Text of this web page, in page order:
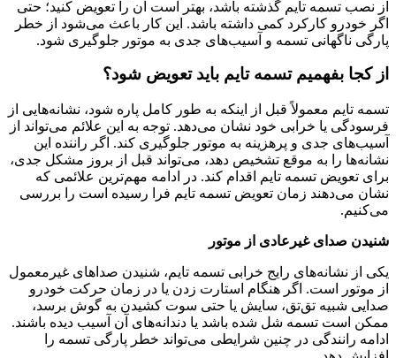
از نصب تسمه تایم گذشته باشد، بهتر است آن را تعویض کنید؛ حتی
اگر خودرو کارکرد کمی داشته باشد. این کار باعث می‌شود از خطر
پارگی ناگهانی تسمه و آسیب‌های جدی به موتور جلوگیری شود.
از کجا بفهمیم تسمه تایم باید تعویض شود؟
تسمه تایم معمولاً قبل از اینکه به ‌طور کامل پاره شود، نشانه‌هایی از
فرسودگی یا خرابی خود نشان می‌دهد. توجه به این علائم می‌تواند از
آسیب‌های جدی و پرهزینه به موتور جلوگیری کند. اگر راننده این
نشانه‌ها را به ‌موقع تشخیص دهد، می‌تواند قبل از بروز مشکل جدی،
برای تعویض تسمه تایم اقدام کند. در ادامه مهم‌ترین علائمی که
نشان می‌دهند زمان تعویض تسمه تایم فرا رسیده است را بررسی
می‌کنیم.
شنیدن صدای غیرعادی از موتور
یکی از نشانه‌های رایج خرابی تسمه تایم، شنیدن صداهای غیرمعمول
از موتور است. اگر هنگام استارت زدن یا در زمان حرکت خودرو
صدایی شبیه تق‌تق، سایش یا حتی سوت کشیدن به گوش برسد،
ممکن است تسمه شل شده باشد یا دندانه‌های آن آسیب دیده باشند.
ادامه رانندگی در چنین شرایطی می‌تواند خطر پارگی تسمه را